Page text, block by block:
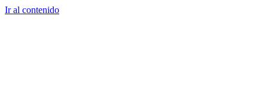
Ir al contenido